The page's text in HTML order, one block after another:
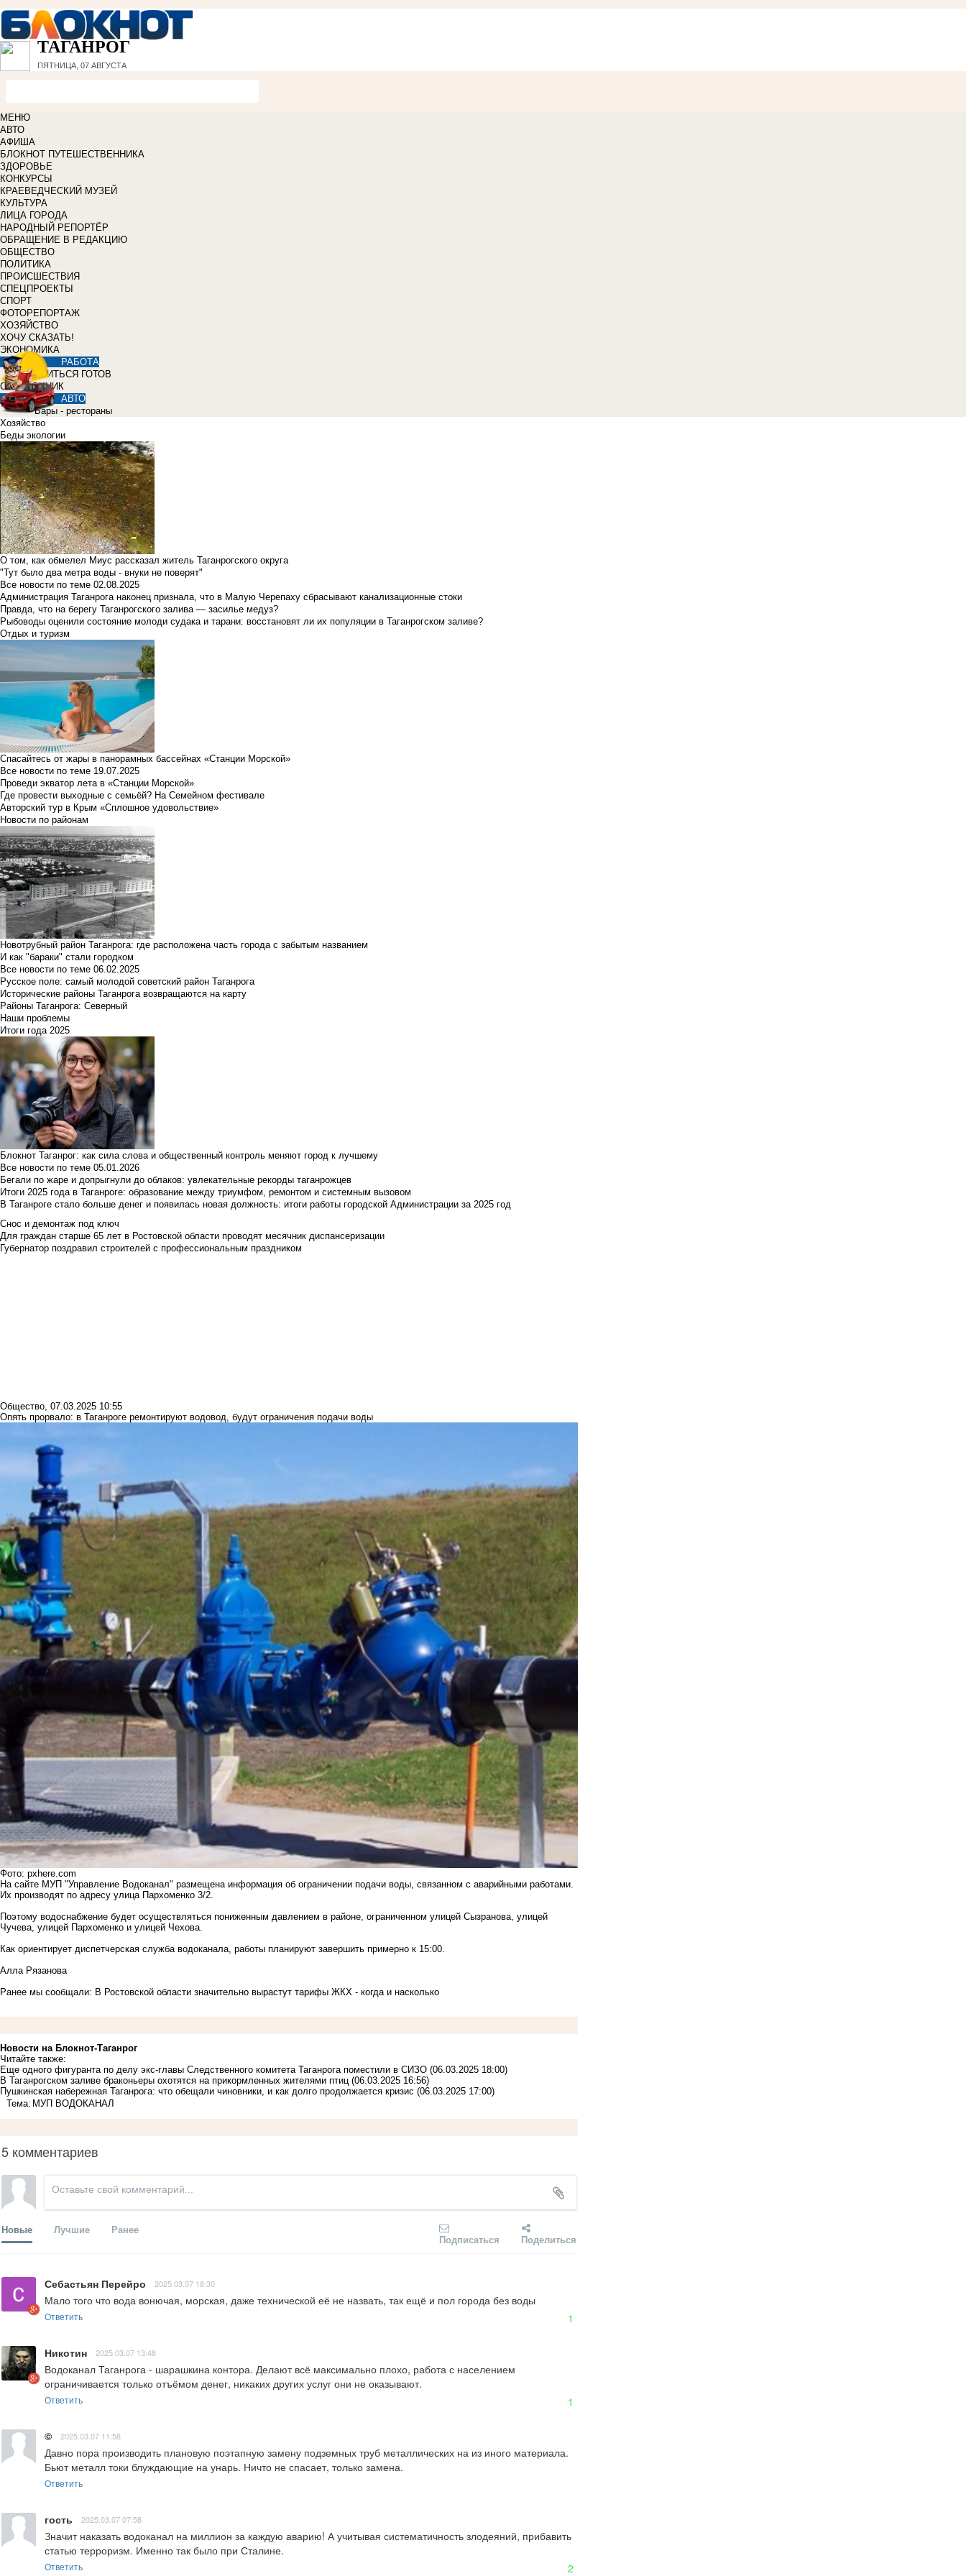
ТАГАНРОГ
ПЯТНИЦА, 07 АВГУСТА
МЕНЮ
АВТО
АФИША
БЛОКНОТ ПУТЕШЕСТВЕННИКА
ЗДОРОВЬЕ
КОНКУРСЫ
КРАЕВЕДЧЕСКИЙ МУЗЕЙ
КУЛЬТУРА
ЛИЦА ГОРОДА
НАРОДНЫЙ РЕПОРТЁР
ОБРАЩЕНИЕ В РЕДАКЦИЮ
ОБЩЕСТВО
ПОЛИТИКА
ПРОИСШЕСТВИЯ
СПЕЦПРОЕКТЫ
СПОРТ
ФОТОРЕПОРТАЖ
ХОЗЯЙСТВО
ХОЧУ СКАЗАТЬ!
ЭКОНОМИКА
РАБОТА
УЧИТЬСЯ ГОТОВ
СПРАВОЧНИК
АВТО
Бары - рестораны
Хозяйство
Беды экологии
О том, как обмелел Миус рассказал житель Таганрогского округа
"Тут было два метра воды - внуки не поверят"
Все новости по теме 02.08.2025
Администрация Таганрога наконец признала, что в Малую Черепаху сбрасывают канализационные стоки
Правда, что на берегу Таганрогского залива — засилье медуз?
Рыбоводы оценили состояние молоди судака и тарани: восстановят ли их популяции в Таганрогском заливе?
Отдых и туризм
Спасайтесь от жары в панорамных бассейнах «Станции Морской»
Все новости по теме 19.07.2025
Проведи экватор лета в «Станции Морской»
Где провести выходные с семьёй? На Семейном фестивале
Авторский тур в Крым «Сплошное удовольствие»
Новости по районам
Новотрубный район Таганрога: где расположена часть города с забытым названием
И как "бараки" стали городком
Все новости по теме 06.02.2025
Русское поле: самый молодой советский район Таганрога
Исторические районы Таганрога возвращаются на карту
Районы Таганрога: Северный
Наши проблемы
Итоги года 2025
Блокнот Таганрог: как сила слова и общественный контроль меняют город к лучшему
Все новости по теме 05.01.2026
Бегали по жаре и допрыгнули до облаков: увлекательные рекорды таганрожцев
Итоги 2025 года в Таганроге: образование между триумфом, ремонтом и системным вызовом
В Таганроге стало больше денег и появилась новая должность: итоги работы городской Администрации за 2025 год
Снос и демонтаж под ключ
Для граждан старше 65 лет в Ростовской области проводят месячник диспансеризации
Губернатор поздравил строителей с профессиональным праздником
Общество, 07.03.2025 10:55
Опять прорвало: в Таганроге ремонтируют водовод, будут ограничения подачи воды
Фото: pxhere.com
На сайте МУП "Управление Водоканал" размещена информация об ограничении подачи воды, связанном с аварийными работами.
Их производят по адресу улица Пархоменко 3/2.
Поэтому водоснабжение будет осуществляться пониженным давлением в районе, ограниченном улицей Сызранова, улицей
Чучева, улицей Пархоменко и улицей Чехова.
Как ориентирует диспетчерская служба водоканала, работы планируют завершить примерно к 15:00.
Алла Рязанова
Ранее мы сообщали: В Ростовской области значительно вырастут тарифы ЖКХ - когда и насколько
Новости на Блoкнoт-Таганрог
Читайте также:
Еще одного фигуранта по делу экс-главы Следственного комитета Таганрога поместили в СИЗО (06.03.2025 18:00)
В Таганрогском заливе браконьеры охотятся на прикормленных жителями птиц (06.03.2025 16:56)
Пушкинская набережная Таганрога: что обещали чиновники, и как долго продолжается кризис (06.03.2025 17:00)
Тема: МУП ВОДОКАНАЛ
5 комментариев
Новые Лучшие Ранее
Подписаться Поделиться
Себастьян Перейро 2025.03.07 18:30
Мало того что вода вонючая, морская, даже технической её не назвать, так ещё и пол города без воды
Ответить 1
Никотин 2025.03.07 13:48
Водоканал Таганрога - шарашкина контора. Делают всё максимально плохо, работа с населением
ограничивается только отъёмом денег, никаких других услуг они не оказывают.
Ответить 1
©️ 2025.03.07 11:58
Давно пора производить плановую поэтапную замену подземных труб металлических на из иного материала.
Бьют металл токи блуждающие на унарь. Ничто не спасает, только замена.
Ответить
гость 2025.03.07 07:58
Значит наказать водоканал на миллион за каждую аварию! А учитывая систематичность злодеяний, прибавить
статью терроризм. Именно так было при Сталине.
Ответить 2